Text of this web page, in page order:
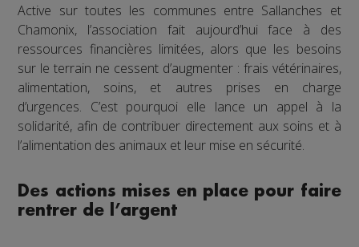
Active sur toutes les communes entre Sallanches et
Chamonix, l’association fait aujourd’hui face à des
ressources financières limitées, alors que les besoins
sur le terrain ne cessent d’augmenter : frais vétérinaires,
alimentation, soins, et autres prises en charge
d’urgences. C’est pourquoi elle lance un appel à la
solidarité, afin de contribuer directement aux soins et à
l’alimentation des animaux et leur mise en sécurité.
Des actions mises en place pour faire
rentrer de l’argent